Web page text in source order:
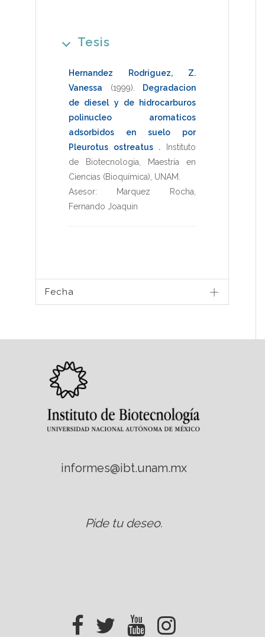
Tesis
Hernandez Rodriguez, Z.
Vanessa
(1999)
Degradacion
de diesel y de hidrocarburos
polinucleo aromaticos
adsorbidos en suelo por
Pleurotus ostreatus .
Instituto
de Biotecnologia
Maestría en
Ciencias (Bioquímica) UNAM
Asesor:
Marquez Rocha,
Fernando Joaquin
Fecha
informes@ibt.unam.mx
Pide tu deseo.